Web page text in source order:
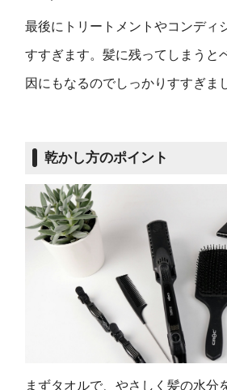
最後にトリートメントやコンディ
すすぎます。髪に残ってしまうと
因にもなるのでしっかりすすぎま
乾かし方のポイント
まずタオルで、やさしく髪の水分